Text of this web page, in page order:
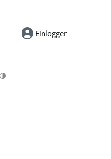
Einloggen